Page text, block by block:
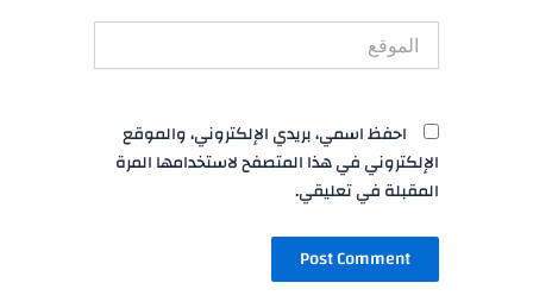
الموقع
احفظ اسمي، بريدي الإلكتروني، والموقع
الإلكتروني في هذا المتصفح لاستخدامها المرة
المقبلة في تعليقي.